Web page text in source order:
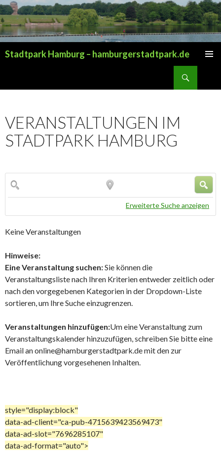
Stadtpark Hamburg – hamburgerstadtpark.de
VERANSTALTUNGEN IM
STADTPARK HAMBURG
Erweiterte Suche anzeigen
Keine Veranstaltungen
Hinweise:
Eine Veranstaltung suchen:Sie können die
Veranstaltungsliste nach Ihren Kriterien entweder zeitlich oder
nach den vorgegebenen Kategorien in der Dropdown-Liste
sortieren, um Ihre Suche einzugrenzen.
Veranstaltungen hinzufügen:Um eine Veranstaltung zum
Veranstaltungskalender hinzuzufügen, schreiben Sie bitte eine
Email an online@hamburgerstadtpark.de mit den zur
Veröffentlichung vorgesehenen Inhalten.
style="display:block"
data-ad-client="ca-pub-4715639423569473"
data-ad-slot="7696285107"
data-ad-format="auto">